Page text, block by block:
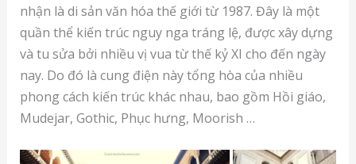
nhận là di sản văn hóa thế giới từ 1987. Đây là một
quần thể kiến ​​trúc nguy nga tráng lệ, được xây dựng
và tu sửa bởi nhiều vị vua từ thế kỷ XI cho đến ngày
nay. Do đó là cung điện này tổng hòa của nhiều
phong cách kiến trúc khác nhau, bao gồm Hồi giáo,
Mudejar, Gothic, Phục hưng, Moorish …